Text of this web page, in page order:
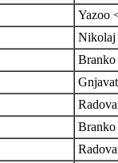
Yazoo
Nikolaj
Branko
Branko